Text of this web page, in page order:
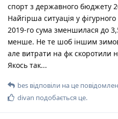
спорт з державного бюджету
Найгірша ситуація у
2019-го сума зменшилася до
менше. Не те шоб іншим
але витрати на фк скоротили
Якось так...
bes відповіли на це
divan подобається це.